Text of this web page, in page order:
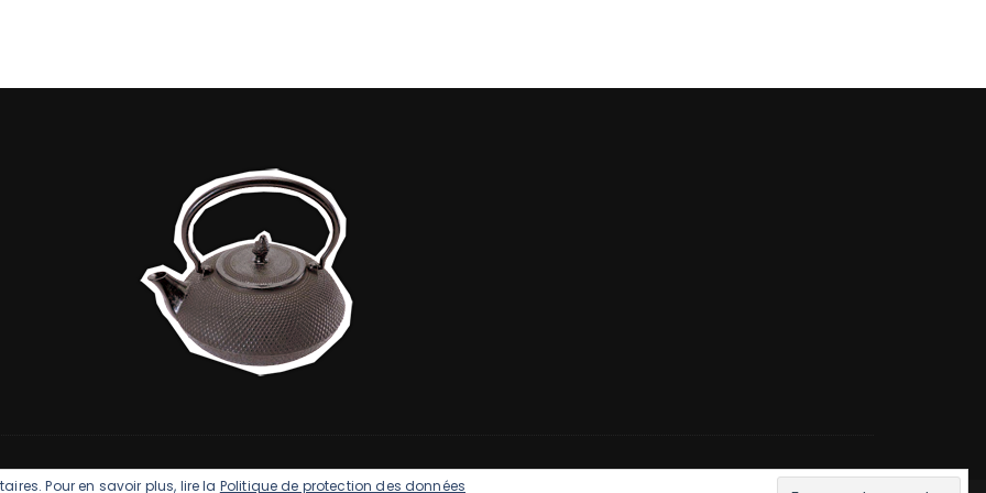
Pour en savoir plus, lire la Politique de protection des données